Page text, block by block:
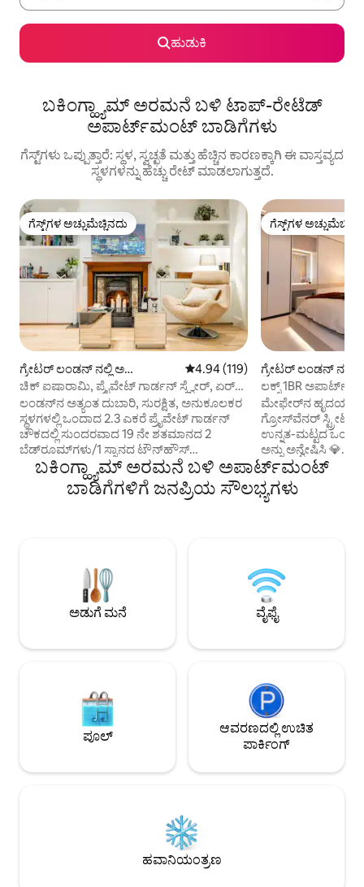
ಹುಡುಕಿ
ಬಕಿಂಗ್ಹ್ಯಾಮ್ ಅರಮನೆ ಬಳಿ ಟಾಪ್-ರೇಟೆಡ್
ಅಪಾರ್ಟ್‌ಮಂಟ್ ಬಾಡಿಗೆಗಳು
ಗೆಸ್ಟ್‌ಗಳು ಒಪ್ಪುತ್ತಾರೆ: ಸ್ಥಳ, ಸ್ವಚ್ಛತೆ ಮತ್ತು ಹೆಚ್ಚಿನ ಕಾರಣಕ್ಕಾಗಿ ಈ ವಾಸ್ತವ್ಯದ
ಸ್ಥಳಗಳನ್ನು ಹೆಚ್ಚು ರೇಟ್ ಮಾಡಲಾಗುತ್ತದೆ.
ಗೆಸ್ಟ್‌ಗಳ ಅಚ್ಚುಮೆಚ್ಚಿನದು
ಗೆಸ್ಟ್‌ಗಳ ಅಚ್ಚುಮೆಚ್ಚಿನದು
ಗ್ರೇಟರ್ ಲಂಡನ್ ನಲ್ಲಿ ಅ
ಪಾರ್ಟ್‌ಮಂಟ್
5 ರಲ್ಲಿ 4.94 ಸರಾಸರಿ ರೇಟಿಂಗ್, 119
4.94 (119)
ಚಿಕ್ ಐಷಾರಾಮಿ, ಪ್ರೈವೇಟ್ ಗಾರ್ಡನ್ ಸ್ಕ್ವೇರ್, ಏರ್
ಕಾನ್ & ಎಕ್ಸ್‌ಟ್ರಾಗಳು
ಲಂಡನ್‌ನ ಅತ್ಯಂತ ದುಬಾರಿ, ಸುರಕ್ಷಿತ, ಅನುಕೂಲಕರ
ಸ್ಥಳಗಳಲ್ಲಿ ಒಂದಾದ 2.3 ಎಕರೆ ಪ್ರೈವೇಟ್ ಗಾರ್ಡನ್
ಚೌಕದಲ್ಲಿ ಸುಂದರವಾದ 19 ನೇ ಶತಮಾನದ 2
ಬೆಡ್‌ರೂಮ್‌ಗಳು/1 ಸ್ನಾನದ ಟೌನ್‌ಹೌಸ್
ಅಪಾರ್ಟ್‌ಮೆಂಟ್. ವಿಕ್ಟೋರಿಯಾ ಅಂಡರ್‌ಗ್ರೌಂಡ್,
ರೈಲು ಮತ್ತು ಬಸ್/ಕೋಚ್ ನಿಲ್ದಾಣಗಳು, ಟೂರ್
ಬಸ್‌ಗಳು, ಕೆಫೆಗಳು, ಪಬ್‌ಗಳು, ರೆಸ್ಟೋರೆಂಟ್‌ಗಳು,
ಸ್ನ್ಯಾಕ್ಸ್ ಮತ್ತು ಹೆಚ್ಚಿನವುಗಳನ್ನು ಒಳಗೊಂಡಿರುವ
ಅದ್ಭುತ ಶೈಲಿ ಮತ್ತು ಆರಾಮ. 7 ರಾತ್ರಿಗಳು ಅಥವಾ
ಹೆಚ್ಚಿನ ವಾಸ್ತವ್ಯಗಳಿಗೆ ಉಚಿತ ಖಾಸಗಿ ಕಾರು ಸೇವಾ
ವಿಮಾನ ನಿಲ್ದಾಣದ ಪಿಕಪ್. ಬಿಸಿ ಬೇಸಿಗೆಯ
ಲಂಡನ್‌ನಲ್ಲಿ ಅಪರೂಪ! ನಿಷ್ಕಪಟವಾಗಿ
ಇವು ಸೇರಿವೆ: 7 ರಾತ್ರಿಗಳು ಅಥವಾ ಹೆಚ್ಚಿನ
ವಾಸ್ತವ್ಯಗಳಿಗಾಗಿ ಹೀಥ್ರೂ/ಗ್ಯಾಟ್ವಿಕ್ ವಿಮಾನ
ನಿಲ್ದಾಣಗಳಿಂದ ಖಾಸಗಿ ಕಾರು ಸೇವೆ, ಕಡಿಮೆ
ರಾತ್ರಿಗಳಿಗೆ ರಿಯಾಯಿತಿ; ವೈನ್, ಸ್ಪಿರಿಟ್‌ಗಳು (ಜಿನ್,
ಸೈಡರ್‌ಗಳೊಂದಿಗೆ ಸಂಪೂರ್ಣವಾಗಿ ಸಂಗ್ರಹವಾಗಿರುವ
ಗೌರ್ಮೆಟ್ ಚಾಕೊಲೇಟ್‌ಗಳು ಮತ್ತು ಕುಕೀಗಳು,
ಅಡುಗೆ ಎಣ್ಣೆಗಳು, ವಿನೆಗರ್‌ಗಳು, ಮಸಾಲೆಗಳು, WIFI.
ಸ್ಥಳೀಯ/ಅಂತರರಾಷ್ಟ್ರೀಯ ಕರೆಗಳಿಂದ ತುಂಬಿದ
ಅಡುಗೆಮನೆ; ಸ್ಯಾಮ್‌ಸಂಗ್ ಸ್ಮಾರ್ಟ್ (ಇಂಟರ್ನೆಟ್-
ಗೆಸ್ಟ್‌ಗಳ
ಗೆಸ್ಟ್‌ಗಳ
ಗ್ರೇಟರ್ ಲಂಡನ್ ನಲ್ಲಿ
ಪಾರ್ಟ್‌ಮಂಟ್
ಲಕ್ಸ್ 1BR
ನಡಿಗೆ 2 ಹೈಡ್‌ಪಾರ್ಕ್| 3
ಮೇಫೇರ್‌ನ
ಗ್ರೋಸ್‌ವೆನರ್
ಉನ್ನತ-ಮಟ್ಟದ
ಅನ್ನು ಅನ್ವೇಷಿಸಿ 💎.
ಆಧುನಿಕ
ವಿನ್ಯಾಸಗೊಳಿಸಲಾಗಿದೆ,
ವಿರಾಮದ
ಸ್ಟ್ರೀಟ್ ಮತ್ತು ಬರ್ಕ್ಲಿ
ಬಾಂಡ್ ಸ್ಟ್ರೀಟ್,
ಸರ್ಕಸ್ ಟ್ಯೂಬ್‌ಗಳ
ಸಂಪರ್ಕಗಳು.
ಬಕಿಂಗ್ಹ್ಯಾಮ್ ಅರಮನೆ ಬಳಿ ಅಪಾರ್ಟ್‌ಮಂಟ್
ಬಾಡಿಗೆಗಳಿಗೆ ಜನಪ್ರಿಯ ಸೌಲಭ್ಯಗಳು
ಅಡುಗೆ ಮನೆ ವೈಫೈ
ಪೂಲ್
ಆವರಣದಲ್ಲಿ ಉಚಿತ
ಪಾರ್ಕಿಂಗ್
ಹವಾನಿಯಂತ್ರಣ